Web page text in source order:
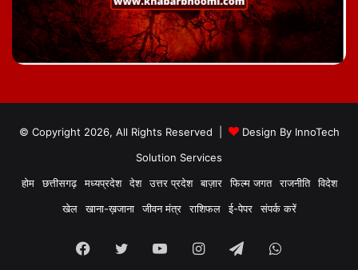
© Copyright 2026, All Rights Reserved | Design By InnoTech
Solution Services
होम
छत्तीसगढ़ मध्यप्रदेश देश उत्तर प्रदेश बाज़ार फिल्म जगत राजनीति
विदेश
खेल
खाना-ख़जाना जीवन मंत्र राशिफल ई-पेपर संपर्क करें
Facebook
TwitterYouTubeInstagram
TelegramWhatsApp